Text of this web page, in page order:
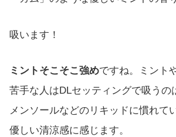
吸います！
ミントそこそこ強めですね。ミント
苦手な人はDLセッティングで吸うの
メンソールなどのリキッドに慣れて
優しい清涼感に感じます。